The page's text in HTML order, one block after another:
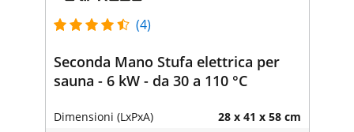
(4)
Seconda Mano Stufa elettrica per
sauna - 6 kW - da 30 a 110 °C
Dimensioni (LxPxA) 28 x 41 x 58 cm